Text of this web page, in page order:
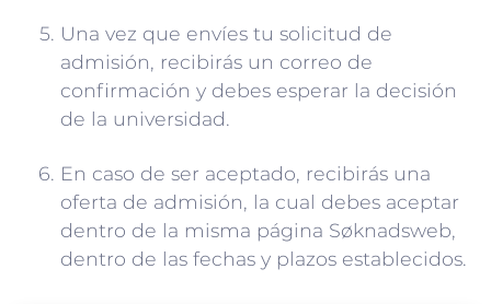
Una vez que envíes tu solicitud de
admisión, recibirás un correo de
confirmación y debes esperar la decisión
de la universidad.
En caso de ser aceptado, recibirás una
oferta de admisión, la cual debes aceptar
dentro de la misma página Søknadsweb,
dentro de las fechas y plazos establecidos.